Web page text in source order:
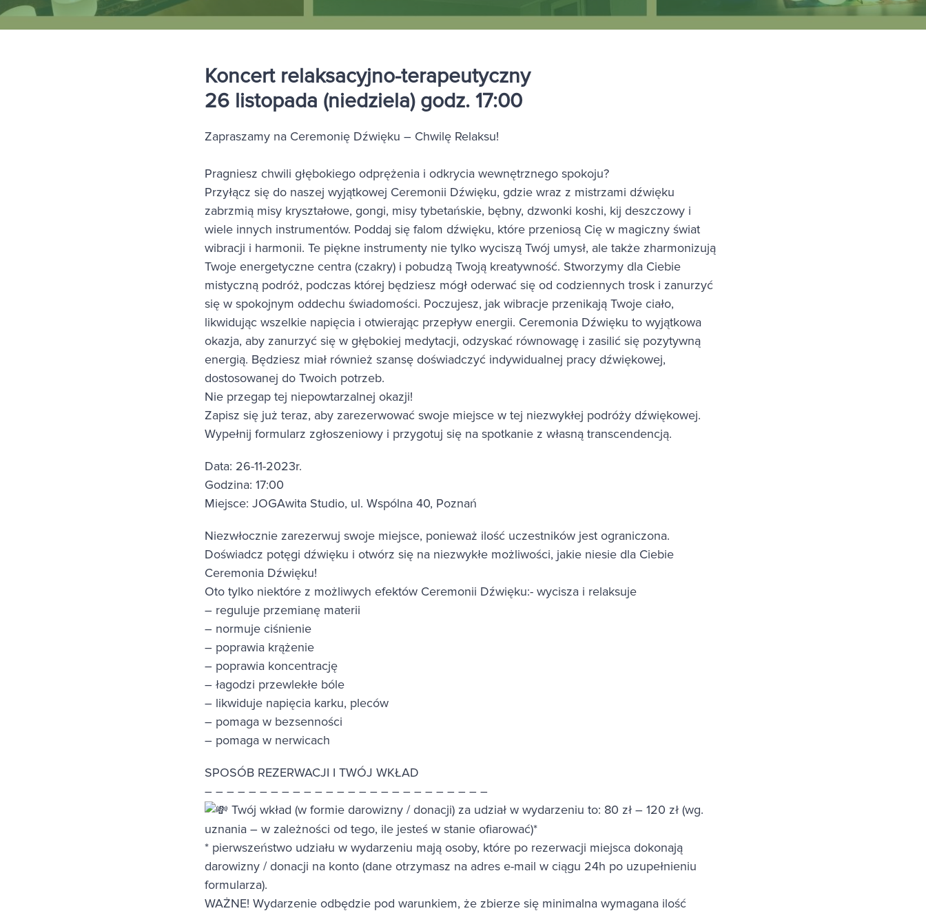
Koncert relaksacyjno-terapeutyczny
26 listopada (niedziela) godz. 17:00
Zapraszamy na Ceremonię Dźwięku – Chwilę Relaksu!
Pragniesz chwili głębokiego odprężenia i odkrycia wewnętrznego spokoju?
Przyłącz się do naszej wyjątkowej Ceremonii Dźwięku, gdzie wraz z mistrzami dźwięku
zabrzmią misy kryształowe, gongi, misy tybetańskie, bębny, dzwonki koshi, kij deszczowy i
wiele innych instrumentów. Poddaj się falom dźwięku, które przeniosą Cię w magiczny świat
wibracji i harmonii. Te piękne instrumenty nie tylko wyciszą Twój umysł, ale także zharmonizują
Twoje energetyczne centra (czakry) i pobudzą Twoją kreatywność. Stworzymy dla Ciebie
mistyczną podróż, podczas której będziesz mógł oderwać się od codziennych trosk i zanurzyć
się w spokojnym oddechu świadomości. Poczujesz, jak wibracje przenikają Twoje ciało,
likwidując wszelkie napięcia i otwierając przepływ energii. Ceremonia Dźwięku to wyjątkowa
okazja, aby zanurzyć się w głębokiej medytacji, odzyskać równowagę i zasilić się pozytywną
energią. Będziesz miał również szansę doświadczyć indywidualnej pracy dźwiękowej,
dostosowanej do Twoich potrzeb.
Nie przegap tej niepowtarzalnej okazji!
Zapisz się już teraz, aby zarezerwować swoje miejsce w tej niezwykłej podróży dźwiękowej.
Wypełnij formularz zgłoszeniowy i przygotuj się na spotkanie z własną transcendencją.
Data: 26-11-2023r.
Godzina: 17:00
Miejsce: JOGAwita Studio, ul. Wspólna 40, Poznań
Niezwłocznie zarezerwuj swoje miejsce, ponieważ ilość uczestników jest ograniczona.
Doświadcz potęgi dźwięku i otwórz się na niezwykłe możliwości, jakie niesie dla Ciebie
Ceremonia Dźwięku!
Oto tylko niektóre z możliwych efektów Ceremonii Dźwięku:- wycisza i relaksuje
– reguluje przemianę materii
– normuje ciśnienie
– poprawia krążenie
– poprawia koncentrację
– łagodzi przewlekłe bóle
– likwiduje napięcia karku, pleców
– pomaga w bezsenności
– pomaga w nerwicach
SPOSÓB REZERWACJI I TWÓJ WKŁAD
– – – – – – – – – – – – – – – – – – – – – – – – – –
Twój wkład (w formie darowizny / donacji) za udział w wydarzeniu to: 80 zł – 120 zł (wg.
uznania – w zależności od tego, ile jesteś w stanie ofiarować)*
* pierwszeństwo udziału w wydarzeniu mają osoby, które po rezerwacji miejsca dokonają
darowizny / donacji na konto (dane otrzymasz na adres e-mail w ciągu 24h po uzupełnieniu
formularza).
WAŻNE! Wydarzenie odbędzie pod warunkiem, że zbierze się minimalna wymagana ilość